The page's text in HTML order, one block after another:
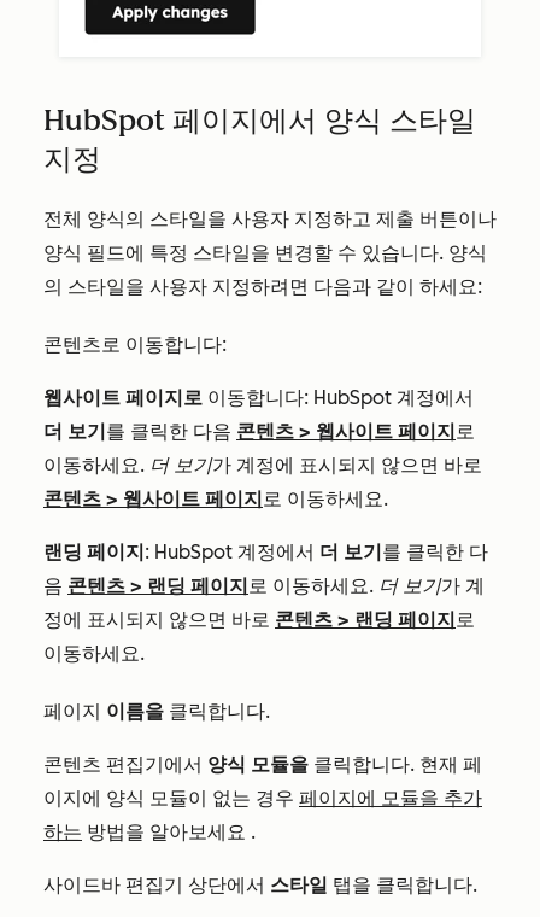
HubSpot 페이지에서 양식 스타일
지정
전체 양식의 스타일을 사용자 지정하고 제출 버튼이나
양식 필드에 특정 스타일을 변경할 수 있습니다. 양식
의 스타일을 사용자 지정하려면 다음과 같이 하세요:
콘텐츠로 이동합니다:
웹사이트 페이지로 이동합니다: HubSpot 계정에서
더 보기를 클릭한 다음 콘텐츠 > 웹사이트 페이지로
이동하세요. 더 보기가 계정에 표시되지 않으면 바로
콘텐츠 > 웹사이트 페이지로 이동하세요.
랜딩 페이지: HubSpot 계정에서 더 보기를 클릭한 다
음 콘텐츠 > 랜딩 페이지로 이동하세요. 더 보기가 계
정에 표시되지 않으면 바로 콘텐츠 > 랜딩 페이지로
이동하세요.
페이지 이름을 클릭합니다.
콘텐츠 편집기에서 양식 모듈을 클릭합니다. 현재 페
이지에 양식 모듈이 없는 경우 페이지에 모듈을 추가
하는 방법을 알아보세요 .
사이드바 편집기 상단에서 스타일 탭을 클릭합니다.